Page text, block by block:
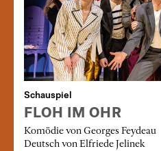
Schauspiel
FLOH IM OHR
Komödie von Georges Feydeau
Deutsch von Elfriede Jelinek